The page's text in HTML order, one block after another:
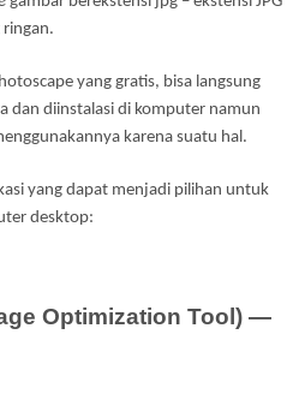
ringan.
yang gratis, bisa langsung
dan diinstalasi di komputer namun
karena suatu hal.
yang dapat menjadi pilihan untuk
desktop:
Optimization Tool) —